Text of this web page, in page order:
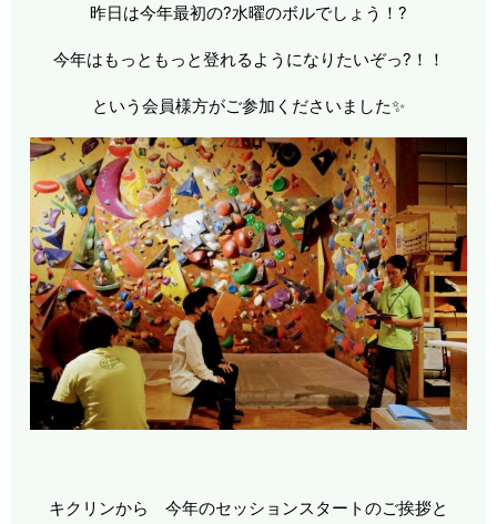
昨日は今年最初の?水曜のボルでしょう！?
今年はもっともっと登れるようになりたいぞっ?！！
という会員様方がご参加くださいました✨
キクリンから 今年のセッションスタートのご挨拶と